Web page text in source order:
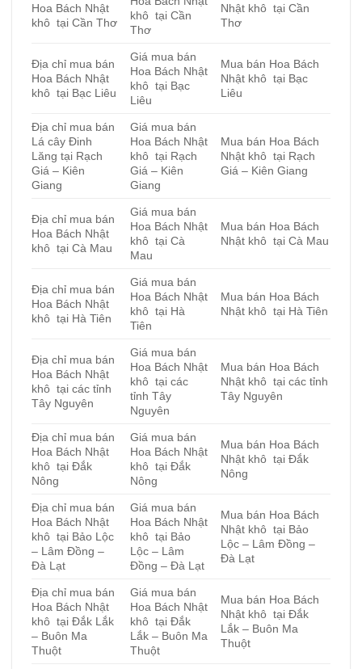
Hoa Bách Nhật
khô tại Cần Thơ
khô tại Cần
Thơ
Nhật khô tại Cần
Thơ
Địa chỉ mua bán
Hoa Bách Nhật
khô tại Bạc Liêu
Giá mua bán
Hoa Bách Nhật
khô tại Bạc
Liêu
Mua bán Hoa Bách
Nhật khô tại Bạc
Liêu
Địa chỉ mua bán
Lá cây Đinh
Lăng tại Rạch
Giá – Kiên
Giang
Giá mua bán
Hoa Bách Nhật
khô tại Rạch
Giá – Kiên
Giang
Mua bán Hoa Bách
Nhật khô tại Rạch
Giá – Kiên Giang
Địa chỉ mua bán
Hoa Bách Nhật
khô tại Cà Mau
Giá mua bán
Hoa Bách Nhật
khô tại Cà
Mau
Mua bán Hoa Bách
Nhật khô tại Cà Mau
Địa chỉ mua bán
Hoa Bách Nhật
khô tại Hà Tiên
Giá mua bán
Hoa Bách Nhật
khô tại Hà
Tiên
Mua bán Hoa Bách
Nhật khô tại Hà Tiên
Địa chỉ mua bán
Hoa Bách Nhật
khô tại các tỉnh
Tây Nguyên
Giá mua bán
Hoa Bách Nhật
khô tại các
tỉnh Tây
Nguyên
Mua bán Hoa Bách
Nhật khô tại các tỉnh
Tây Nguyên
Địa chỉ mua bán
Hoa Bách Nhật
khô tại Đắk
Nông
Giá mua bán
Hoa Bách Nhật
khô tại Đắk
Nông
Mua bán Hoa Bách
Nhật khô tại Đắk
Nông
Địa chỉ mua bán
Hoa Bách Nhật
khô tại Bảo Lộc
– Lâm Đồng –
Đà Lạt
Giá mua bán
Hoa Bách Nhật
khô tại Bảo
Lộc – Lâm
Đồng – Đà Lạt
Mua bán Hoa Bách
Nhật khô tại Bảo
Lộc – Lâm Đồng –
Đà Lạt
Địa chỉ mua bán
Hoa Bách Nhật
khô tại Đắk Lắk
– Buôn Ma
Thuột
Giá mua bán
Hoa Bách Nhật
khô tại Đắk
Lắk – Buôn Ma
Thuột
Mua bán Hoa Bách
Nhật khô tại Đắk
Lắk – Buôn Ma
Thuột